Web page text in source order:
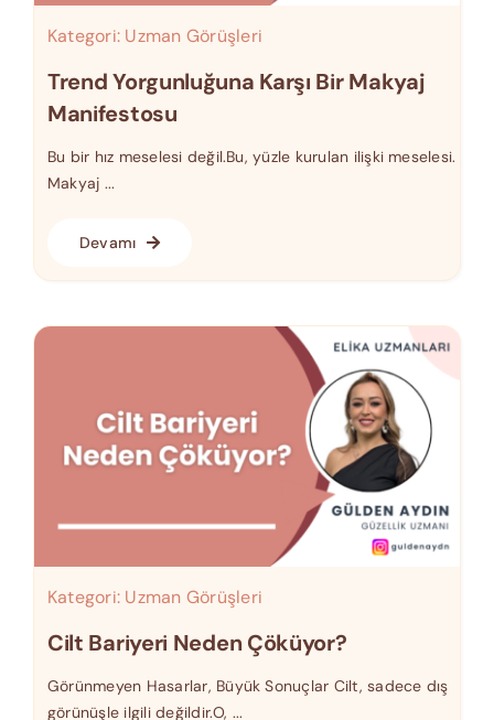
Kategori: Uzman Görüşleri
Trend Yorgunluğuna Karşı Bir Makyaj
Manifestosu
Bu bir hız meselesi değil.Bu, yüzle kurulan ilişki meselesi.
Makyaj ...
Devamı
Kategori: Uzman Görüşleri
Cilt Bariyeri Neden Çöküyor?
Görünmeyen Hasarlar, Büyük Sonuçlar Cilt, sadece dış
görünüşle ilgili değildir.O, ...